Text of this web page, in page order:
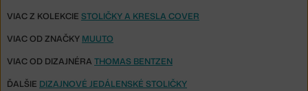
VIAC Z KOLEKCIE STOLIČKY A KRESLA COVER
VIAC OD ZNAČKY MUUTO
VIAC OD DIZAJNÉRA THOMAS BENTZEN
ĎALŠIE DIZAJNOVÉ JEDÁLENSKÉ STOLIČKY